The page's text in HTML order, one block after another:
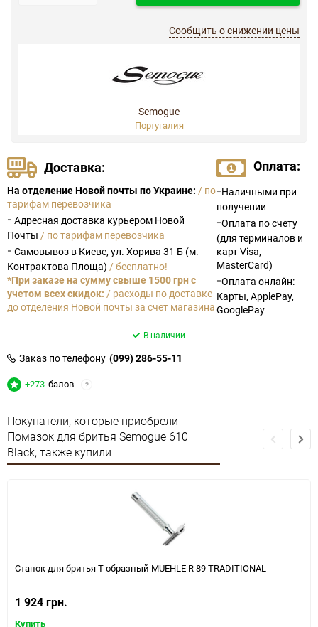
Сообщить о снижении цены
Semogue
Португалия
Доставка:
На отделение Новой почты по Украине: / по
тарифам перевозчика
- Адресная доставка курьером Новой
Почты / по тарифам перевозчика
- Самовывоз в Киеве, ул. Хорива 31 Б (м.
Контрактова Площа) / бесплатно!
*При заказе на сумму свыше 1500 грн с
учетом всех скидок: / расходы по доставке
до отделения Новой почты за счет магазина
Оплата:
-Наличными при
получении
-Оплата по счету
(для терминалов и
карт Visa,
MasterCard)
-Оплата онлайн:
Карты, ApplePay,
GooglePay
В наличии
Заказ по телефону (099) 286-55-11
+273 балов ?
Покупатели, которые приобрели
Помазок для бритья Semogue 610
Black, также купили
Станок для бритья Т-образный MUEHLE R 89 TRADITIONAL
1 924 грн.
Купить